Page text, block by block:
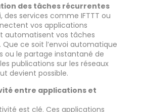
des tâches récurrentes
des services comme IFTTT ou
vos applications
automatisent vos tâches
Que ce soit l’envoi automatique
ou le partage instantané de
publications sur les réseaux
devient possible.
entre applications et
est clé. Ces applications